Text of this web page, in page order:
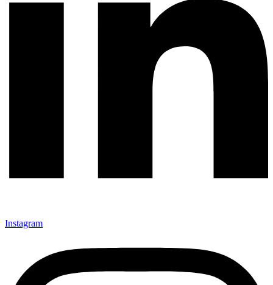
Instagram